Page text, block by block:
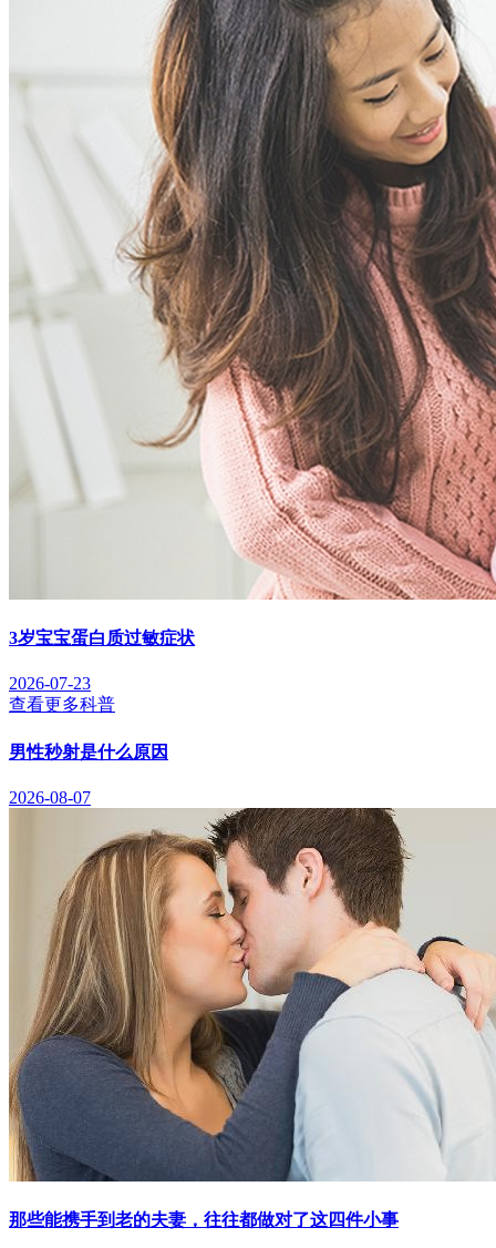
3岁宝宝蛋白质过敏症状
2026-07-23
查看更多科普
男性秒射是什么原因
2026-08-07
那些能携手到老的夫妻，往往都做对了这四件小事